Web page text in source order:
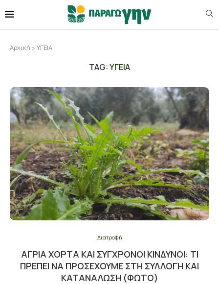
Αρχική » ΥΓΕΙΑ
TAG:ΥΓΕΙΑ
Διατροφή
ΆΓΡΙΑ ΧΌΡΤΑ ΚΑΙ ΣΎΓΧΡΟΝΟΙ ΚΊΝΔΥΝΟΙ: ΤΙ
ΠΡΈΠΕΙ ΝΑ ΠΡΟΣΈΧΟΥΜΕ ΣΤΗ ΣΥΛΛΟΓΉ ΚΑΙ
ΚΑΤΑΝΆΛΩΣΗ (ΦΩΤΟ)